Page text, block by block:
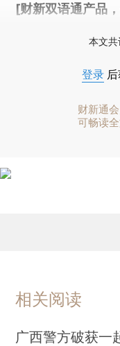
[财新双语通产品
本文共
登录
财新通
可畅读
相关阅读
广西警方破获一